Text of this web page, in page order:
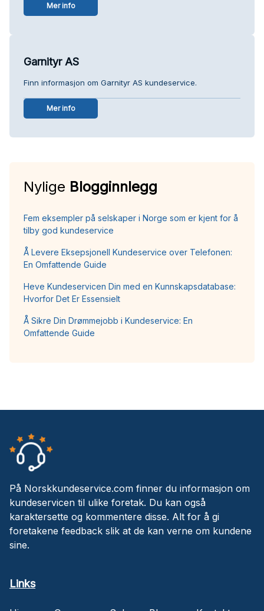
Mer info
Garnityr AS
Finn informasjon om Garnityr AS kundeservice.
Mer info
Nylige Blogginnlegg
Fem eksempler på selskaper i Norge som er kjent for å
tilby god kundeservice
Å Levere Eksepsjonell Kundeservice over Telefonen:
En Omfattende Guide
Heve Kundeservicen Din med en Kunnskapsdatabase:
Hvorfor Det Er Essensielt
Å Sikre Din Drømmejobb i Kundeservice: En
Omfattende Guide
På Norskkundeservice.com finner du informasjon om
kundeservicen til ulike foretak. Du kan også
karaktersette og kommentere disse. Alt for å gi
foretakene feedback slik at de kan verne om kundene
sine.
Links